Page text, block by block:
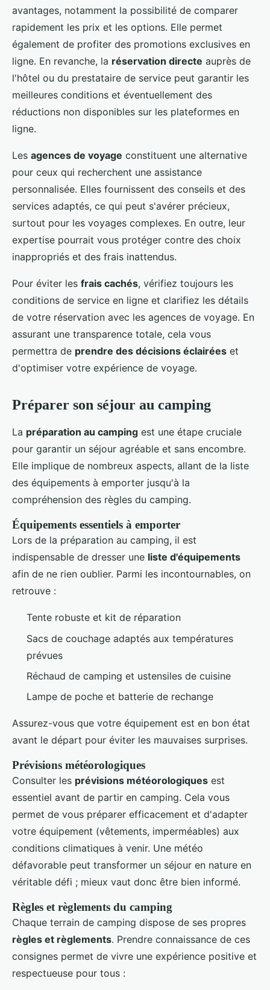
avantages, notamment la possibilité de comparer
rapidement les prix et les options. Elle permet
également de profiter des promotions exclusives en
ligne. En revanche, la réservation directe auprès de
l'hôtel ou du prestataire de service peut garantir les
meilleures conditions et éventuellement des
réductions non disponibles sur les plateformes en
ligne.
Les agences de voyage constituent une alternative
pour ceux qui recherchent une assistance
personnalisée. Elles fournissent des conseils et des
services adaptés, ce qui peut s'avérer précieux,
surtout pour les voyages complexes. En outre, leur
expertise pourrait vous protéger contre des choix
inappropriés et des frais inattendus.
Pour éviter les frais cachés, vérifiez toujours les
conditions de service en ligne et clarifiez les détails
de votre réservation avec les agences de voyage. En
assurant une transparence totale, cela vous
permettra de prendre des décisions éclairées et
d'optimiser votre expérience de voyage.
Préparer son séjour au camping
La préparation au camping est une étape cruciale
pour garantir un séjour agréable et sans encombre.
Elle implique de nombreux aspects, allant de la liste
des équipements à emporter jusqu'à la
compréhension des règles du camping.
Équipements essentiels à emporter
Lors de la préparation au camping, il est
indispensable de dresser une liste d'équipements
afin de ne rien oublier. Parmi les incontournables, on
retrouve :
Tente robuste et kit de réparation
Sacs de couchage adaptés aux températures
prévues
Réchaud de camping et ustensiles de cuisine
Lampe de poche et batterie de rechange
Assurez-vous que votre équipement est en bon état
avant le départ pour éviter les mauvaises surprises.
Prévisions météorologiques
Consulter les prévisions météorologiques est
essentiel avant de partir en camping. Cela vous
permet de vous préparer efficacement et d'adapter
votre équipement (vêtements, imperméables) aux
conditions climatiques à venir. Une météo
défavorable peut transformer un séjour en nature en
véritable défi ; mieux vaut donc être bien informé.
Règles et règlements du camping
Chaque terrain de camping dispose de ses propres
règles et règlements. Prendre connaissance de ces
consignes permet de vivre une expérience positive et
respectueuse pour tous :